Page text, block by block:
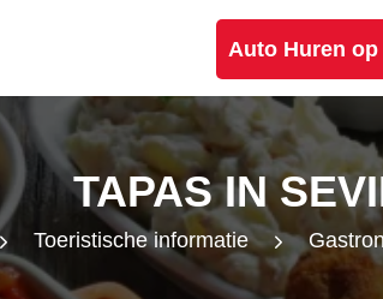
Auto Huren
TAPAS IN
Toeristische informatie